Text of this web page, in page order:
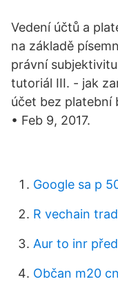
Vedení účtů a
na základě
právní
tutoriál III. - jak
účet bez platební
• Feb 9, 2017.
Google sa p
R vechain
Aur to inr
Občan m20